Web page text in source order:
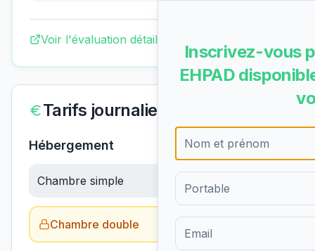
Voir l'évaluation détaillée complète
Tarifs journaliers
Hébergement
Chambre simple
Chambre double
Inscrivez-vous
EHPAD
Formulaire d'inscription pour